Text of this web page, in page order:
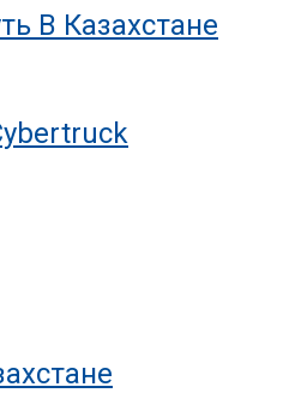
В Казахстане